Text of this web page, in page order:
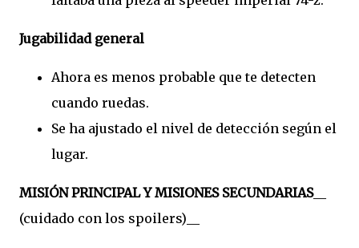
Jugabilidad general
Ahora es menos probable que te detecten
cuando ruedas.
Se ha ajustado el nivel de detección según el
lugar.
MISIÓN PRINCIPAL Y MISIONES SECUNDARIAS__
(cuidado con los spoilers)__